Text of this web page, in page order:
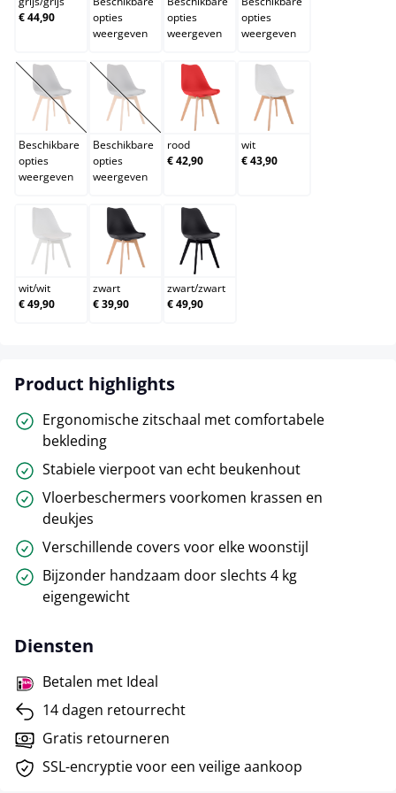
€ 44,90
opties
weergeven
opties
weergeven
opties
weergeven
oranje
(Deze optie is momenteel niet beschikbaar.)
Beschikbare
opties
weergeven
purper
(Deze optie is momenteel niet beschikbaar.)
Beschikbare
opties
weergeven
rood
rood
€ 42,90
wit
wit
€ 43,90
wit/wit
wit/wit
€ 49,90
zwart
zwart
€ 39,90
zwart/zwart
zwart/zwart
€ 49,90
Product highlights
Ergonomische zitschaal met comfortabele
bekleding
Stabiele vierpoot van echt beukenhout
Vloerbeschermers voorkomen krassen en
deukjes
Verschillende covers voor elke woonstijl
Bijzonder handzaam door slechts 4 kg
eigengewicht
Diensten
Betalen met Ideal
14 dagen retourrecht
Gratis retourneren
SSL-encryptie voor een veilige aankoop